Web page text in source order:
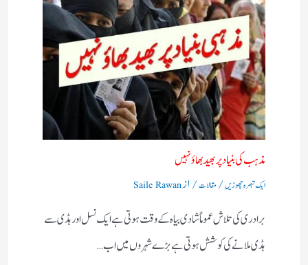
مذہب کی بنیاد پر بھید بھاؤ نہیں​
ایک تبصرہ چھوڑیں/مقالات/ ازSaile Rawan
برادری کی تلاش عموماً شادی بیاہ کے وقت ہوتی ہے ایک نسل اور ہڈی سے
ہڈی ملانے کی کوشش ہوتی ہے بڑے شہروں میں اب…